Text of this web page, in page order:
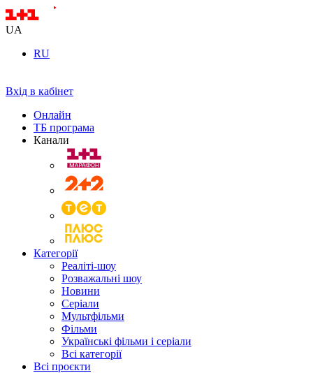
UA
RU
Вхід в кабінет
Онлайн
ТБ програма
Канали
Категорії
Реаліті-шоу
Розважальні шоу
Новини
Серіали
Мультфільми
Фільми
Українські фільми і серіали
Всі категорії
Всі проєкти